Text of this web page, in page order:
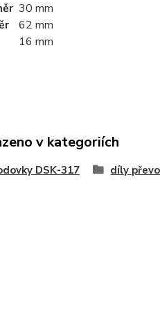
30 mm
62 mm
16 mm
v kategoriích
DSK-317
díly